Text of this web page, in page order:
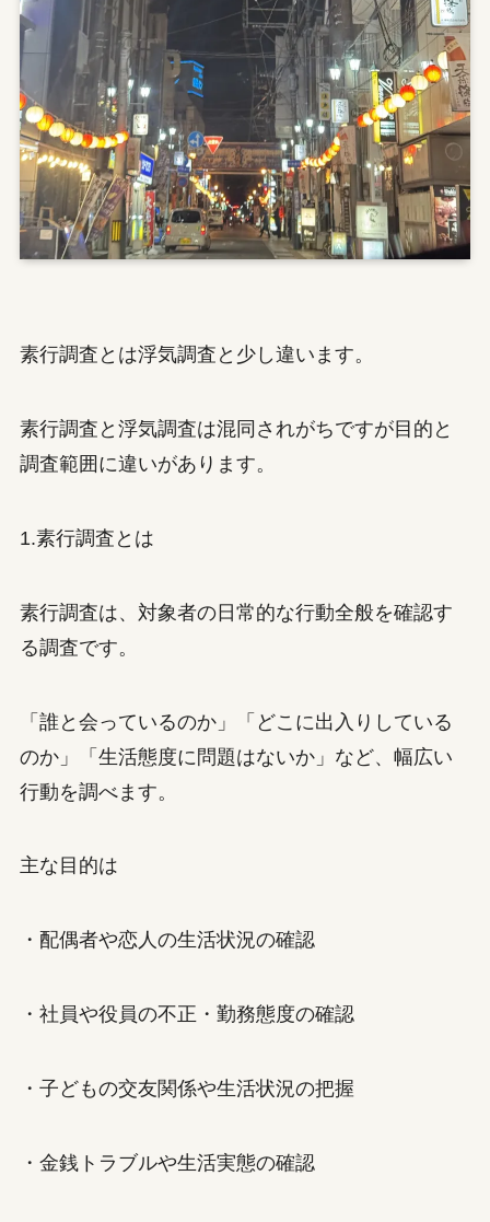
素行調査とは浮気調査と少し違います。
素行調査と浮気調査は混同されがちですが目的と
調査範囲に違いがあります。
1.素行調査とは
素行調査は、対象者の日常的な行動全般を確認す
る調査です。
「誰と会っているのか」「どこに出入りしている
のか」「生活態度に問題はないか」など、幅広い
行動を調べます。
主な目的は
・配偶者や恋人の生活状況の確認
・社員や役員の不正・勤務態度の確認
・子どもの交友関係や生活状況の把握
・金銭トラブルや生活実態の確認